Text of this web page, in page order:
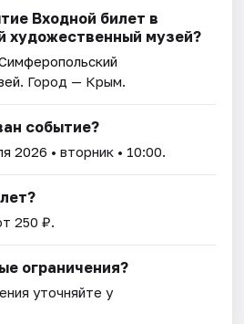
Входной билет в
художественный музей?
. Город — Крым.
событие?
2026 • вторник • 10:00.
250 ₽.
ограничения?
уточняйте у